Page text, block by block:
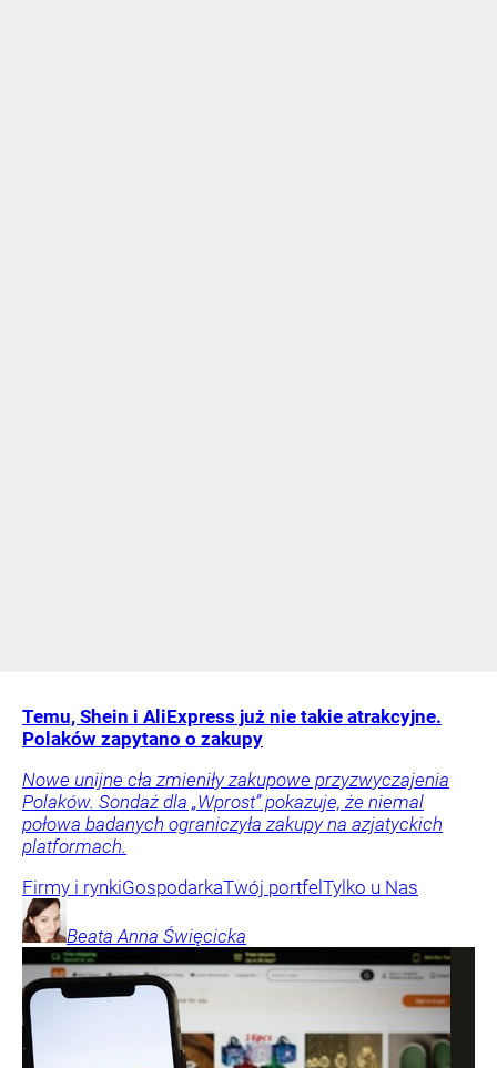
Temu, Shein i AliExpress już nie takie atrakcyjne.
Polaków zapytano o zakupy
Nowe unijne cła zmieniły zakupowe przyzwyczajenia
Polaków. Sondaż dla „Wprost” pokazuje, że niemal
połowa badanych ograniczyła zakupy na azjatyckich
platformach.
Firmy i rynkiGospodarkaTwój portfel Tylko u Nas
Beata Anna Święcicka